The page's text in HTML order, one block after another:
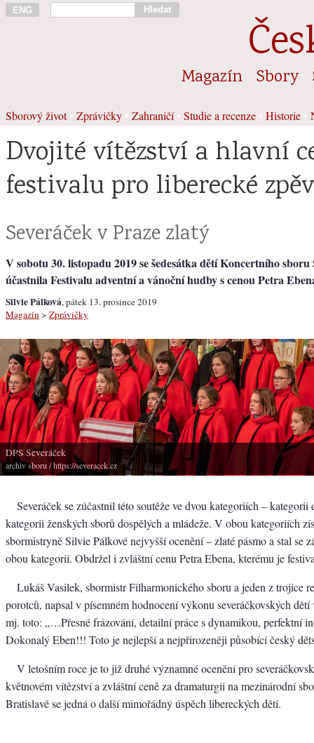
ENG Hledat
Magazín Sbory
Sborový život• Zprávičky Zahraničí• Studie a recenze Historie
Dvojité vítězství a hlavní
festivalu pro liberecké
Severáček v Praze zlatý
V sobotu 30. listopadu 2019 se šedesátka dětí Koncertního sboru
účastnila Festivalu adventní a vánoční hudby s cenou Petra
Silvie Pálková, pátek 13. prosince 2019
Magazín > Zprávičky
DPS Severáček
archiv sboru / https://severacek.cz
Severáček se zúčastnil této soutěže ve dvou kategoriích – kategorii
kategorii ženských sborů dospělých a mládeže. V obou kategoriích
sbormistryně Silvie Pálkové nejvyšší ocenění – zlaté pásmo a stal se
obou kategorií. Obdržel i zvláštní cenu Petra Ebena, kterému je
Lukáš Vasilek, sbormistr Filharmonického sboru a jeden z trojice
porotců, napsal v písemném hodnocení výkonu severáčkovských dětí
mj. toto: „…Přesné frázování, detailní práce s dynamikou, perfektní
Dokonalý Eben!!! Toto je nejlepší a nejpřirozeněji působící český
V letošním roce je to již druhé významné ocenění pro
květnovém vítězství a zvláštní ceně za dramaturgii na mezinárodní
Bratislavě se jedná o další mimořádný úspěch libereckých dětí.